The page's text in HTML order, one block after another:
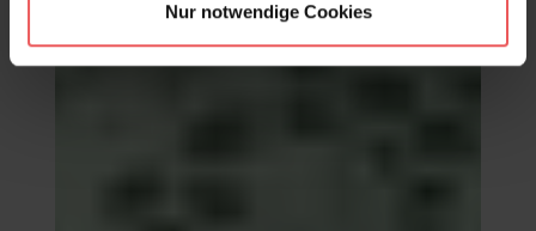
Nur notwendige Cookies